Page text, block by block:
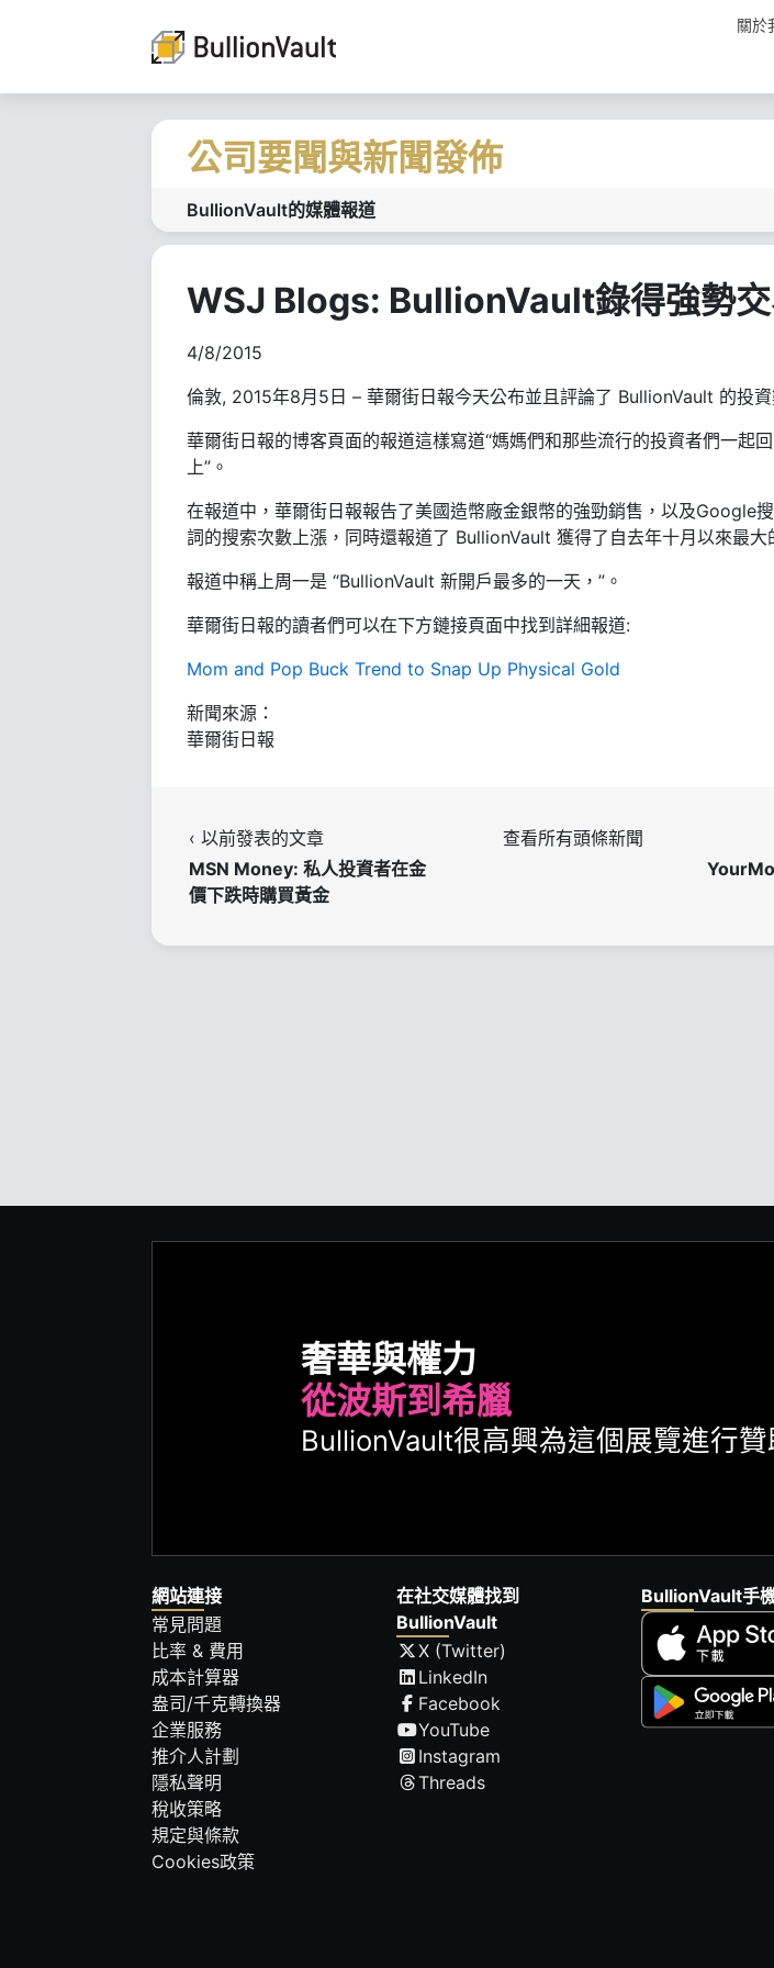
關於
公司要聞與新聞發佈
BullionVault的媒體報道
WSJ Blogs: BullionVault錄得強勢
4/8/2015
倫敦, 2015年8月5日 – 華爾街日報今天公布並且評論了 BullionVault 的投資
華爾街日報的博客頁面的報道這樣寫道“媽媽們和那些流行的投資者們一起
上”。
在報道中，華爾街日報報告了美國造幣廠金銀幣的強勁銷售，以及Google
詞的搜索次數上漲，同時還報道了 BullionVault 獲得了自去年十月以來最大
報道中稱上周一是 “BullionVault 新開戶最多的一天，”。
華爾街日報的讀者們可以在下方鏈接頁面中找到詳細報道:
Mom and Pop Buck Trend to Snap Up Physical Gold
新聞來源：
華爾街日報
‹ 以前發表的文章
MSN Money: 私人投資者在金
價下跌時購買黃金
查看所有頭條新聞
奢華與權力
從波斯到希臘
BullionVault很高興為這個展覽進行贊
網站連接
常見問題
比率 & 費用
成本計算器
盎司/千克轉換器
企業服務
推介人計劃
隱私聲明
稅收策略
規定與條款
Cookies政策
在社交媒體找到
BullionVault
X (Twitter)
LinkedIn
Facebook
YouTube
Instagram
Threads
BullionVault手